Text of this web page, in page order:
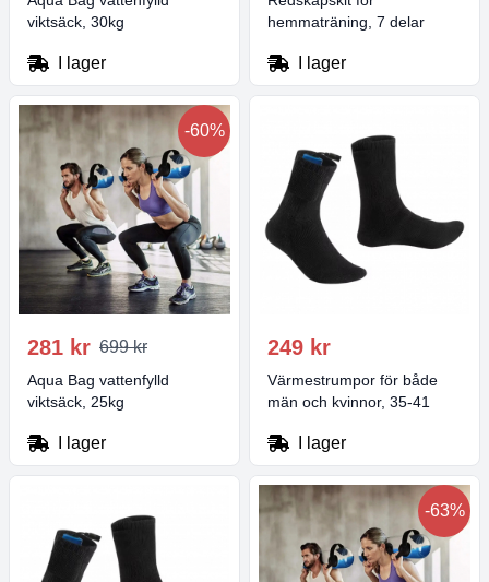
viktsäck, 30kg
I lager
hemmaträning, 7 delar
I lager
-60%
281 kr 699 kr
Aqua Bag vattenfylld
viktsäck, 25kg
I lager
249 kr
Värmestrumpor för både
män och kvinnor, 35-41
I lager
-63%